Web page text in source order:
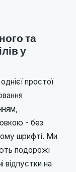
та
у
простої
- без
шрифті. Ми
подорожі
відпустки на